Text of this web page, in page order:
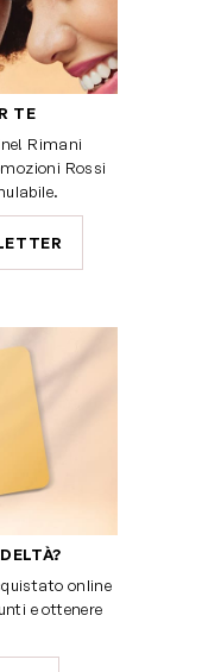
TE
Rimani
Rossi
online
e ottenere